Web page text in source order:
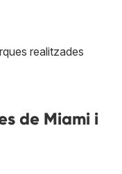
realitzades
de Miami i